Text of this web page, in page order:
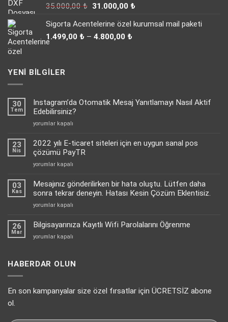
35.000,00₺ Orijinal
35.000,00 ₺.
31.000,00 ₺Şu
fiyat:
Sigorta Acentelerine özel kurumsal mail paketi
1.499,00 ₺ – 4.800,00 ₺
YENI BILGILER
30
Tem
Instagram’da Otomatik Mesaj Yanıtlamayı Nasıl Aktif
Edebilirsiniz?
Instagram’da
Mesaj
Yanıtlamayı
Nasıl
Aktif
için
yorumlar kapalı
23
Nis
2022 yılı E-ticaret siteleri için en uygun sanal pos
çözümü PayTR
2022
E-
için
uygun
için
yorumlar kapalı
03
Kas
Mesajınız gönderilirken bir hata oluştu. Lütfen daha
sonra tekrar deneyin. Hatası Kesin Çözüm Eklentisiz.
Mesajınız
bir
hata
oluştu.
sonra
Hatası
yorumlar kapalı
26
Mar
Bilgisayarınıza Kayıtlı Wifi Parolalarını Öğrenme
Bilgisayarınıza
Parolalarını
yorumlar kapalı
HABERDAR OLUN
En son kampanyalar size özel fırsatlar için ÜCRETSİZ abone
ol.